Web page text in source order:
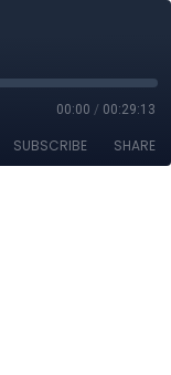
00:00 / 00:29:13
SUBSCRIBE SHARE